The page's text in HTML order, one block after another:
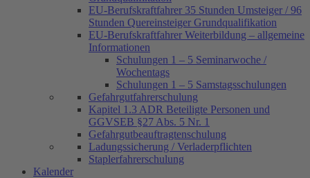
EU-Berufskraftfahrer 35 Stunden Umsteiger / 96
Stunden Quereinsteiger Grundqualifikation
EU-Berufskraftfahrer Weiterbildung – allgemeine
Informationen
Schulungen 1 – 5 Seminarwoche /
Wochentags
Schulungen 1 – 5 Samstagsschulungen
Gefahrgutfahrerschulung
Kapitel 1.3 ADR Beteiligte Personen und
GGVSEB §27 Abs. 5 Nr. 1
Gefahrgutbeauftragtenschulung
Ladungssicherung / Verladerpflichten
Staplerfahrerschulung
Kalender